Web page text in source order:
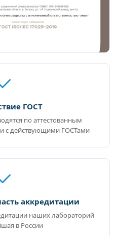
ГОСТ
по аттестованным
с действующими ГОСТами
аккредитации
наших лабораторий
в России